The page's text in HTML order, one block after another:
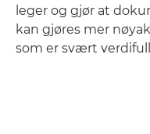
leger og gjør at
kan gjøres mer
som er svært